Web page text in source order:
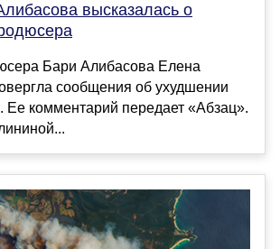
высказалась о
Бари Алибасова Елена
сообщения об ухудшении
Ее комментарий передает «Абзац».